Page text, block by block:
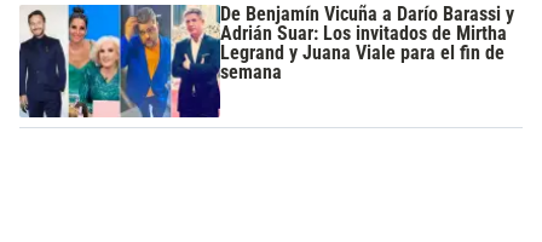
De Benjamín Vicuña a Darío Barassi y
Adrián Suar: Los invitados de Mirtha
Legrand y Juana Viale para el fin de
semana